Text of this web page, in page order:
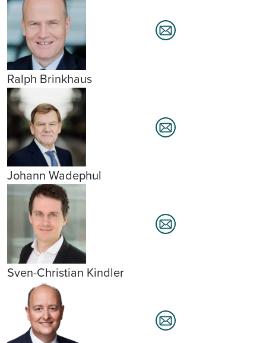
Ralph Brinkhaus
Johann Wadephul
Sven-Christian Kindler